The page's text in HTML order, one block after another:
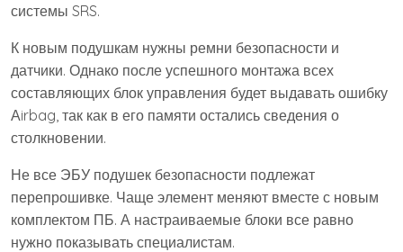
системы SRS.
К новым подушкам нужны ремни безопасности и
датчики. Однако после успешного монтажа всех
составляющих блок управления будет выдавать ошибку
Аirbag, так как в его памяти остались сведения о
столкновении.
Не все ЭБУ подушек безопасности подлежат
перепрошивке. Чаще элемент меняют вместе с новым
комплектом ПБ. А настраиваемые блоки все равно
нужно показывать специалистам.